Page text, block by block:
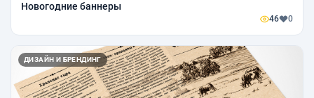
Новогодние баннеры
46 0
ДИЗАЙН И БРЕНДИНГ